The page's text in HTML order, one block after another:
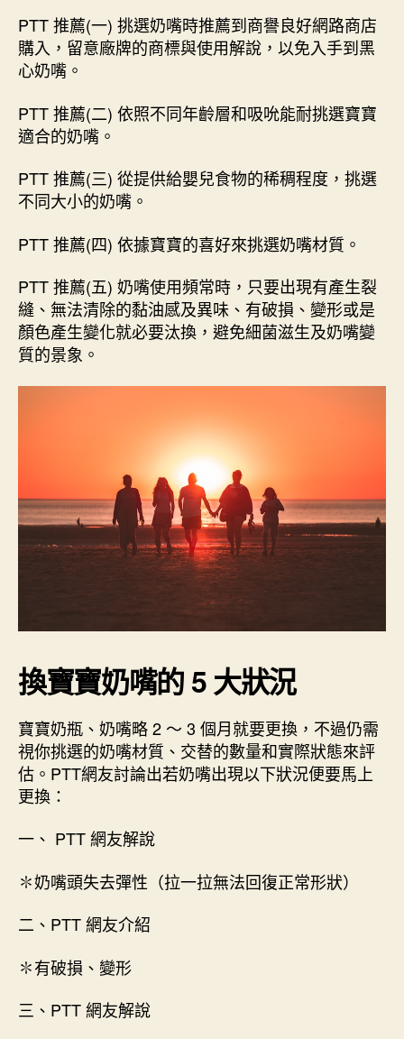
PTT 推薦(一) 挑選奶嘴時推薦到商譽良好網路商店
購入，留意廠牌的商標與使用解說，以免入手到黑
心奶嘴。
PTT 推薦(二) 依照不同年齡層和吸吮能耐挑選寶寶
適合的奶嘴。
PTT 推薦(三) 從提供給嬰兒食物的稀稠程度，挑選
不同大小的奶嘴。
PTT 推薦(四) 依據寶寶的喜好來挑選奶嘴材質。
PTT 推薦(五) 奶嘴使用頻常時，只要出現有產生裂
縫、無法清除的黏油感及異味、有破損、變形或是
顏色產生變化就必要汰換，避免細菌滋生及奶嘴變
質的景象。
換寶寶奶嘴的 5 大狀況
寶寶奶瓶、奶嘴略 2 ～ 3 個月就要更換，不過仍需
視你挑選的奶嘴材質、交替的數量和實際狀態來評
估。PTT網友討論出若奶嘴出現以下狀況便要馬上
更換：
一、 PTT 網友解說
✽奶嘴頭失去彈性（拉一拉無法回復正常形狀）
二、PTT 網友介紹
✽有破損、變形
三、PTT 網友解說